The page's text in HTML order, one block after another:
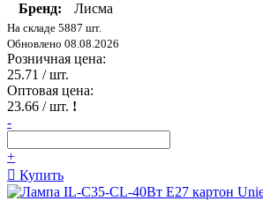
Бренд:
Лисма
На складе 5887 шт.
Обновлено 08.08.2026
Розничная цена:
25.71 / шт.
Оптовая цена:
23.66 / шт. !
-
+
Купить